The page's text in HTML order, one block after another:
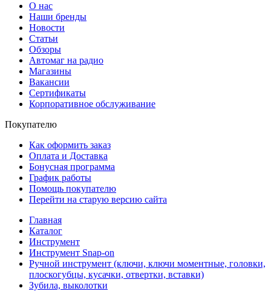
О нас
Наши бренды
Новости
Статьи
Обзоры
Автомаг на радио
Магазины
Вакансии
Сертификаты
Корпоративное обслуживание
Покупателю
Как оформить заказ
Оплата и Доставка
Бонусная программа
График работы
Помощь покупателю
Перейти на старую версию сайта
Главная
Каталог
Инструмент
Инструмент Snap-on
Ручной инструмент (ключи, ключи моментные, головки,
плоскогубцы, кусачки, отвертки, вставки)
Зубила, выколотки